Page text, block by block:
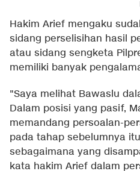
Hakim Arief mengaku
sidang perselisihan hasil
atau sidang sengketa
memiliki banyak
"Saya melihat Bawaslu
Dalam posisi yang pasif,
memandang persoalan-
pada tahap sebelumnya
sebagaimana yang
kata hakim Arief dalam